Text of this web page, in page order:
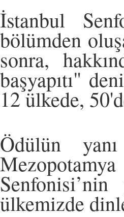
İstanbul
bölümden
sonra,
başyapıtı"
12 ülkede,
Ödülün
ülkemizde